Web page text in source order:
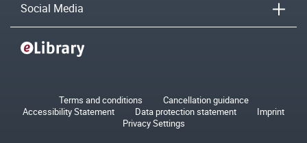
Social Media
Terms and conditions
Cancellation guidance
Accessibility Statement
Data protection statement
Imprint
Privacy Settings